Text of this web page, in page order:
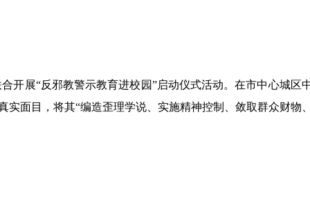
开展“反邪教警示教育进校园”启动仪式活动。在市中心城区
实面目，将其“编造歪理学说、实施精神控制、敛取群众财物